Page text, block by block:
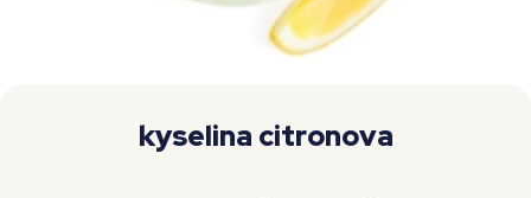
kyselina citronova